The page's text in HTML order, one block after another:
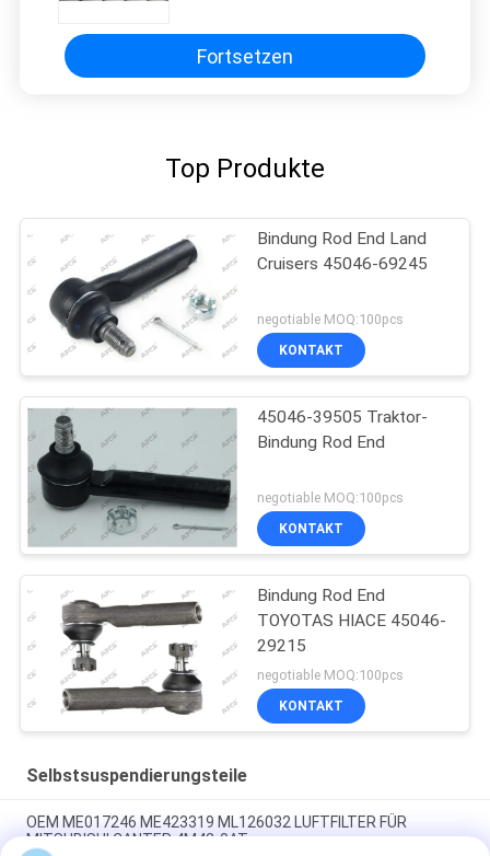
Fortsetzen
Top Produkte
Bindung Rod End Land
Cruisers 45046-69245
negotiable MOQ:100pcs
KONTAKT
45046-39505 Traktor-
Bindung Rod End
negotiable MOQ:100pcs
KONTAKT
Bindung Rod End
TOYOTAS HIACE 45046-
29215
negotiable MOQ:100pcs
KONTAKT
Selbstsuspendierungsteile
OEM ME017246 ME423319 ML126032 LUFTFILTER FÜR
MITSUBISHI CANTER 4M42-0AT